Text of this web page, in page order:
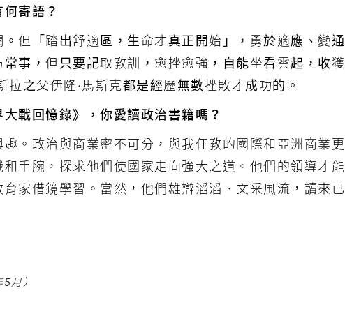
寄語？
但「踏出舒適區，生命才真正開始」，勇於適應、變通
事，但只要記取教訓，愈挫愈強，自能坐看雲起，收獲
之父伊隆·馬斯克都是經歷無數挫敗才成功的。
戰回憶錄》，你愛讀政治書籍嗎？
。政治與商業密不可分，與我任教的國際和亞洲商業更
手腕，探求他們使國家走向強大之道。他們的領導才能
家借鏡學習。當然，他們雄辯滔滔、文采風流，讀來已
月）